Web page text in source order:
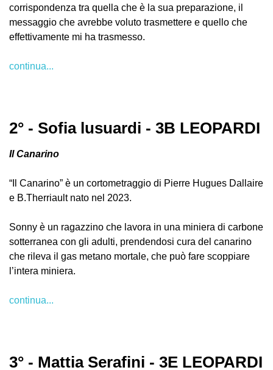
corrispondenza tra quella che è la sua preparazione, il
messaggio che avrebbe voluto trasmettere e quello che
effettivamente mi ha trasmesso.
continua...
2° - Sofia lusuardi - 3B LEOPARDI
Il Canarino
“Il Canarino” è un cortometraggio di Pierre Hugues Dallaire
e B.Therriault nato nel 2023.
Sonny è un ragazzino che lavora in una miniera di carbone
sotterranea con gli adulti, prendendosi cura del canarino
che rileva il gas metano mortale, che può fare scoppiare
l’intera miniera.
continua...
3° - Mattia Serafini - 3E LEOPARDI